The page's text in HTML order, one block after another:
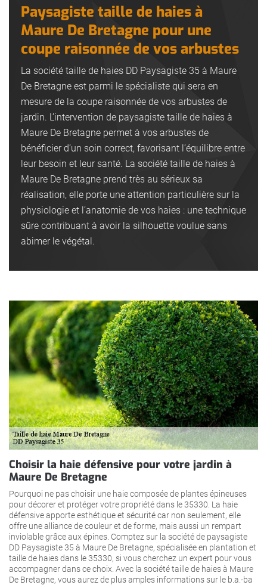
Paysagiste taille de haies à
Maure De Bretagne pour une
coupe raisonnée de vos arbustes
La société taille de haies DD Paysagiste 35 à Maure
De Bretagne est parmi le spécialiste qui sera en
mesure de la coupe raisonnée de vos arbustes de
jardin. L’intervention de paysagiste taille de haies à
Maure De Bretagne permet à vos arbustes de
bénéficier d’un soin correct, favorisant l’équilibre entre
leur besoin et leur santé. La société taille de haies à
Maure De Bretagne prend très au sérieux sa
réalisation, elle porte une attention particulière sur la
physiologie et l’anatomie de vos haies : une technique
sûre contribuant à avoir la silhouette voulue sans
abimer le végétal.
Choisir la haie défensive pour votre jardin à
Maure De Bretagne
Pourquoi ne pas choisir une haie composée de plantes épineuses
pour décorer et protéger votre propriété dans le 35330. La haie
défensive apporte esthétique et sécurité car non seulement, elle
offre une alliance de couleur et de forme, mais aussi un rempart
inviolable grâce aux épines. Comptez sur la société de paysagiste
DD Paysagiste 35 à Maure De Bretagne, spécialisée en plantation et
taille de haies dans le 35330, si vous cherchez un expert pour vous
accompagner dans ce choix. Avec la société taille de haies à Maure
De Bretagne, vous aurez de plus amples informations sur le b.a.-ba